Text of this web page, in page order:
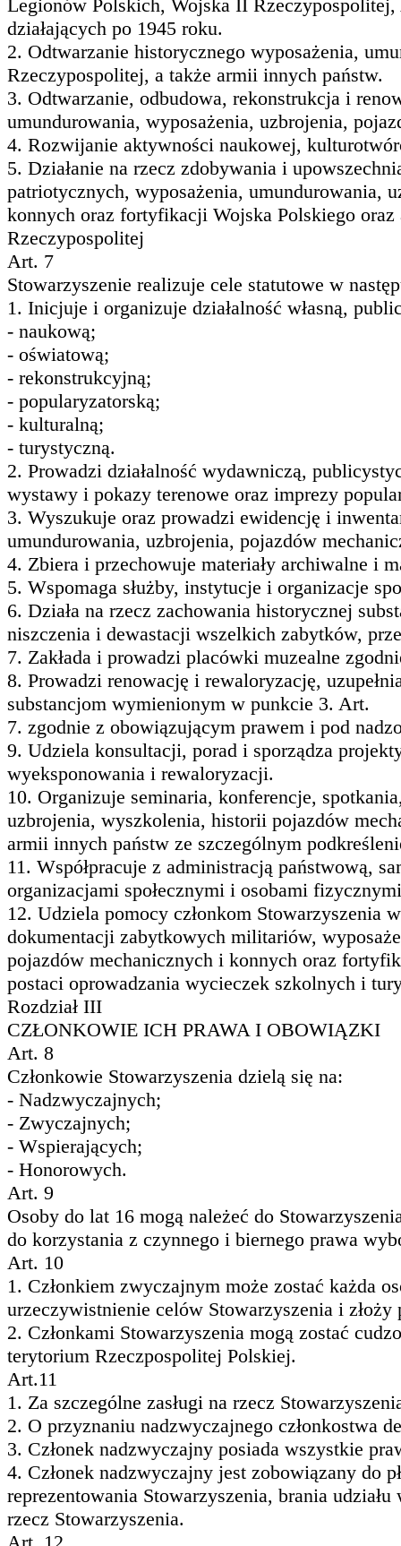
Legionów Polskich, Wojska II
działających po 1945 roku.
2. Odtwarzanie historycznego wyposażenia,
Rzeczypospolitej, a także armii innych państw.
3. Odtwarzanie, odbudowa, rekonstrukcja i
umundurowania, wyposażenia, uzbrojenia,
4. Rozwijanie aktywności naukowej,
5. Działanie na rzecz zdobywania i
patriotycznych, wyposażenia, umundurowania,
konnych oraz fortyfikacji Wojska Polskiego
Rzeczypospolitej
Art. 7
Stowarzyszenie realizuje cele statutowe w
1. Inicjuje i organizuje działalność własną,
- naukową;
- oświatową;
- rekonstrukcyjną;
- popularyzatorską;
- kulturalną;
- turystyczną.
2. Prowadzi działalność wydawniczą,
wystawy i pokazy terenowe oraz imprezy
3. Wyszukuje oraz prowadzi ewidencję i
umundurowania, uzbrojenia, pojazdów
4. Zbiera i przechowuje materiały archiwalne i
5. Wspomaga służby, instytucje i organizacje
6. Działa na rzecz zachowania historycznej
niszczenia i dewastacji wszelkich zabytków,
7. Zakłada i prowadzi placówki muzealne
8. Prowadzi renowację i rewaloryzację,
substancjom wymienionym w punkcie 3. Art.
7. zgodnie z obowiązującym prawem i pod
9. Udziela konsultacji, porad i sporządza
wyeksponowania i rewaloryzacji.
10. Organizuje seminaria, konferencje,
uzbrojenia, wyszkolenia, historii pojazdów
armii innych państw ze szczególnym
11. Współpracuje z administracją państwową,
organizacjami społecznymi i osobami
12. Udziela pomocy członkom Stowarzyszenia
dokumentacji zabytkowych militariów,
pojazdów mechanicznych i konnych oraz
postaci oprowadzania wycieczek szkolnych i
Rozdział III
CZŁONKOWIE ICH PRAWA I OBOWIĄZKI
Art. 8
Członkowie Stowarzyszenia dzielą się na:
- Nadzwyczajnych;
- Zwyczajnych;
- Wspierających;
- Honorowych.
Art. 9
Osoby do lat 16 mogą należeć do
do korzystania z czynnego i biernego prawa
Art. 10
1. Członkiem zwyczajnym może zostać każda
urzeczywistnienie celów Stowarzyszenia i
2. Członkami Stowarzyszenia mogą zostać
terytorium Rzeczpospolitej Polskiej.
Art.11
1. Za szczególne zasługi na rzecz
2. O przyznaniu nadzwyczajnego członkostwa
3. Członek nadzwyczajny posiada wszystkie
4. Członek nadzwyczajny jest zobowiązany do
reprezentowania Stowarzyszenia, brania
rzecz Stowarzyszenia.